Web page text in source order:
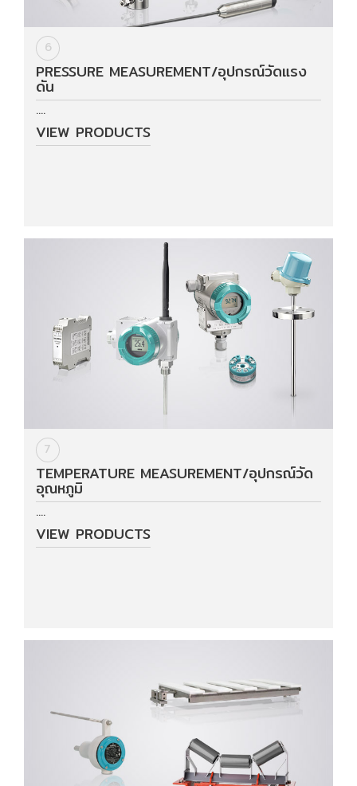
6
PRESSURE MEASUREMENT/อุปกรณ์วัดแรง
ดัน
....
VIEW PRODUCTS
7
TEMPERATURE MEASUREMENT/อุปกรณ์วัด
อุณหภูมิ
....
VIEW PRODUCTS